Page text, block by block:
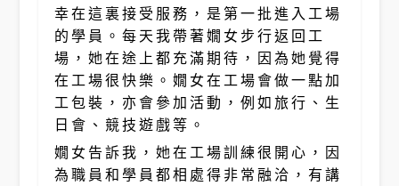
幸在這裏接受服務，是第一批進入工場
的學員。每天我帶著嫺女步行返回工
場，她在途上都充滿期待，因為她覺得
在工場很快樂。嫺女在工場會做一點加
工包裝，亦會參加活動，例如旅行、生
日會、競技遊戲等。
嫺女告訴我，她在工場訓練很開心，因
為職員和學員都相處得非常融洽，有講